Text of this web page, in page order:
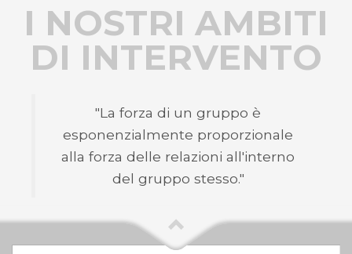
I NOSTRI AMBITI
DI INTERVENTO
"La forza di un gruppo è
esponenzialmente proporzionale
alla forza delle relazioni all'interno
del gruppo stesso."